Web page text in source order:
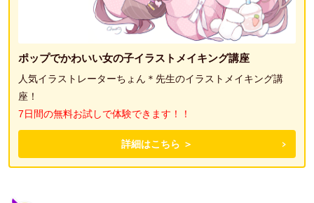
ポップでかわいい女の子イラストメイキング講座
人気イラストレーターちょん＊先生のイラストメイキング講
座！
7日間の無料お試しで体験できます！！
詳細はこちら ＞